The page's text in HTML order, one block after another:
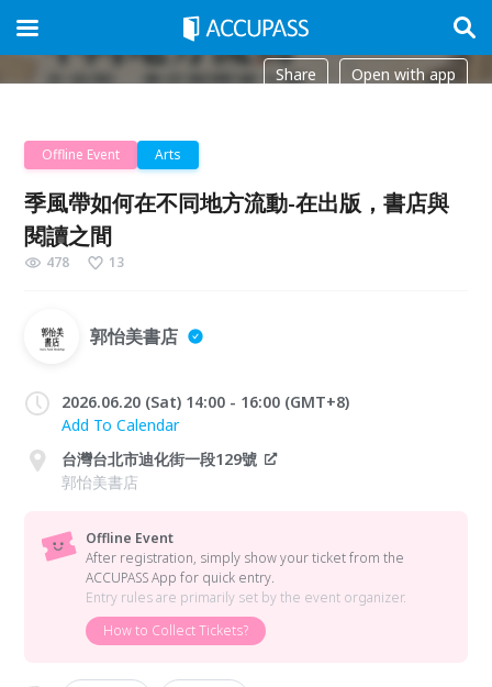
Share Open with app
Offline Event Arts
季風帶如何在不同地方流動-在出版，書店與
閱讀之間
478 13
郭怡美書店
2026.06.20 (Sat) 14:00 - 16:00 (GMT+8)
Add To Calendar
台灣台北市迪化街一段129號
郭怡美書店
Offline Event
After registration, simply show your ticket from the
ACCUPASS App for quick entry.
Entry rules are primarily set by the event organizer.
How to Collect Tickets?